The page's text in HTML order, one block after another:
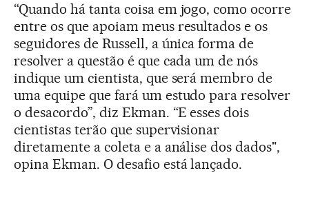
“Quando há tanta coisa em jogo, como ocorre
entre os que apoiam meus resultados e os
seguidores de Russell, a única forma de
resolver a questão é que cada um de nós
indique um cientista, que será membro de
uma equipe que fará um estudo para resolver
o desacordo”, diz Ekman. “E esses dois
cientistas terão que supervisionar
diretamente a coleta e a análise dos dados",
opina Ekman. O desafio está lançado.